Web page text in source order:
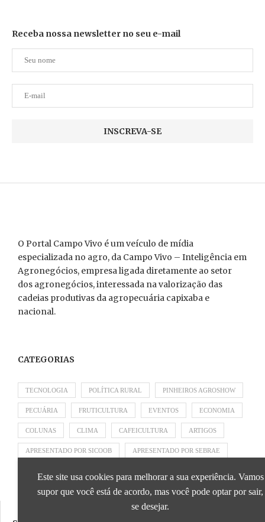
Receba nossa newsletter no seu e-mail
O Portal Campo Vivo é um veículo de mídia
especializada no agro, da Campo Vivo – Inteligência em
Agronegócios, empresa ligada diretamente ao setor
dos agronegócios, interessada na valorização das
cadeias produtivas da agropecuária capixaba e
nacional.
CATEGORIAS
TECNOLOGIA POLÍTICA RURAL PINHEIROS AGROSHOW
PECUÁRIA FRUTICULTURA EVENTOS ECONOMIA
COLUNAS CLIMA CAFEICULTURA ARTIGOS
APRESENTADO POR SICOOB APRESENTADO POR SEBRAE
Este site usa cookies para melhorar a sua experiência. Vamos
supor que você está de acordo, mas você pode optar por sair,
se desejar.